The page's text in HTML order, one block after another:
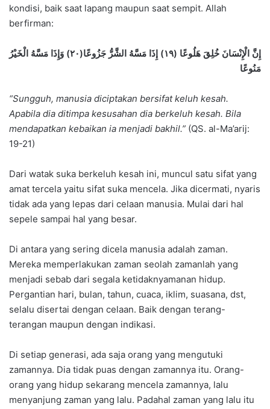
kondisi, baik saat lapang maupun saat sempit. Allah
berfirman:
إِنَّ الْإِنْسَانَ خُلِقَ هَلُوعًا (١٩) إِذَا مَسَّهُ الشَّرُّ جَزُوعًا(٢٠) وَإِذَا مَسَّهُ الْخَيْرُ
مَنُوعًا
“Sungguh, manusia diciptakan bersifat keluh kesah.
Apabila dia ditimpa kesusahan dia berkeluh kesah. Bila
mendapatkan kebaikan ia menjadi bakhil.” (QS. al-Ma’arij:
19-21)
Dari watak suka berkeluh kesah ini, muncul satu sifat yang
amat tercela yaitu sifat suka mencela. Jika dicermati, nyaris
tidak ada yang lepas dari celaan manusia. Mulai dari hal
sepele sampai hal yang besar.
Di antara yang sering dicela manusia adalah zaman.
Mereka memperlakukan zaman seolah zamanlah yang
menjadi sebab dari segala ketidaknyamanan hidup.
Pergantian hari, bulan, tahun, cuaca, iklim, suasana, dst,
selalu disertai dengan celaan. Baik dengan terang-
terangan maupun dengan indikasi.
Di setiap generasi, ada saja orang yang mengutuki
zamannya. Dia tidak puas dengan zamannya itu. Orang-
orang yang hidup sekarang mencela zamannya, lalu
menyanjung zaman yang lalu. Padahal zaman yang lalu itu